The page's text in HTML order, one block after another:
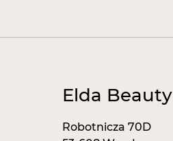
Elda Beauty
Robotnicza 70D